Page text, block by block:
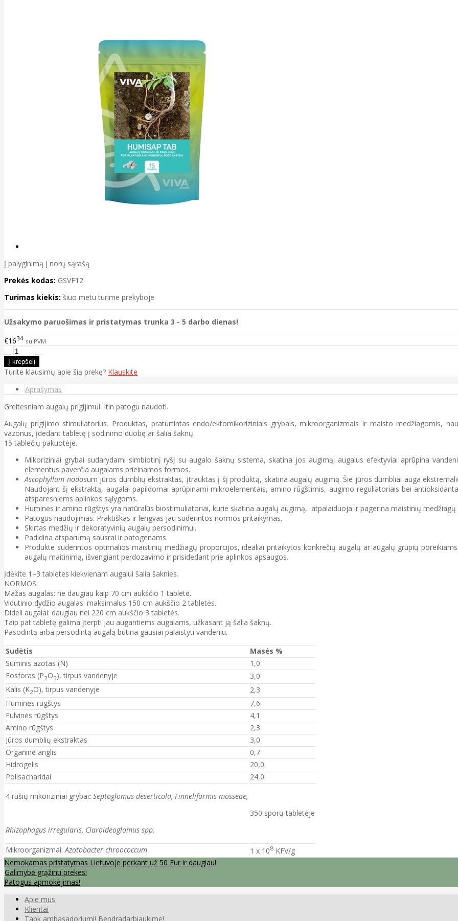
Į palyginimą Į norų sąrašą
Prekės kodas: GSVF12
Turimas kiekis: šiuo metu turime prekyboje
Užsakymo paruošimas ir pristatymas trunka 3 - 5 darbo dienas!
€1634 su PVM
Turite klausimų apie šią prekę? Klauskite
Aprašymas
Greitesniam augalų prigijimui. Itin patogu naudoti.
Augalų prigijimo stimuliatorius. Produktas, praturtintas endo/ektomikoriziniais grybais, mikroorganizmais ir maisto medžiagomis,
vazonus, įdedant tabletę į sodinimo duobę ar šalia šaknų.
15 tablečių pakuotėje.
Mikoriziniai grybai sudarydami simbiotinį ryšį su augalo šaknų sistema, skatina jos augimą, augalus efektyviai aprūpina
elementus paverčia augalams prieinamos formos.
Ascophyllum nodosum jūros dumblių ekstraktas, įtrauktas į šį produktą, skatina augalų augimą. Šie jūros dumbliai auga
Naudojant šį ekstraktą, augalai papildomai aprūpinami mikroelementais, amino rūgštimis, augimo reguliatoriais bei
atsparesniems aplinkos sąlygoms.
Huminės ir amino rūgštys yra natūralūs biostimuliatoriai, kurie skatina augalų augimą, atpalaiduoja ir pagerina maistinių medžiagų
Patogus naudojimas. Praktiškas ir lengvas jau suderintos normos pritaikymas.
Skirtas medžių ir dekoratyvinių augalų persodinimui.
Padidina atsparumą sausrai ir patogenams.
Produkte suderintos optimalios maistinių medžiagų proporcijos, idealiai pritaikytos konkrečių augalų ar augalų grupių
augalų maitinimą, išvengiant perdozavimo ir prisidedant prie aplinkos apsaugos.
Įdėkite 1–3 tabletes kiekvienam augalui šalia šaknies.
NORMOS:
Mažas augalas: ne daugiau kaip 70 cm aukščio 1 tabletė.
Vidutinio dydžio augalas: maksimalus 150 cm aukščio 2 tabletės.
Dideli augalai: daugiau nei 220 cm aukščio 3 tabletės.
Taip pat tabletę galima įterpti jau augantiems augalams, užkasant ją šalia šaknų.
Pasodintą arba persodintą augalą būtina gausiai palaistyti vandeniu.
Sudėtis
Masės %
Suminis azotas (N)
1,0
Fosforas (P2O5), tirpus vandenyje
3,0
Kalis (K2O), tirpus vandenyje
2,3
Huminės rūgštys
7,6
Fulvinės rūgštys
4,1
Amino rūgštys
2,3
Jūros dumblių ekstraktas
3,0
Organinė anglis
0,7
Hidrogelis
20,0
Polisacharidai
24,0
4 rūšių mikoriziniai grybai: Septoglomus deserticola, Finneliformis mosseae,
Rhizophagus irregularis, Claroideoglomus spp.
350 sporų tabletėje
Mikroorganizmai:Azotobacter chroococcum 1 x 108 KFV/g
Nemokamas pristatymas Lietuvoje perkant už 50 Eur ir daugiau!
Galimybė grąžinti prekes!
Patogus apmokėjimas!
Apie mus
Klientai
Tapk ambasadoriumi! Bendradarbiaukime!